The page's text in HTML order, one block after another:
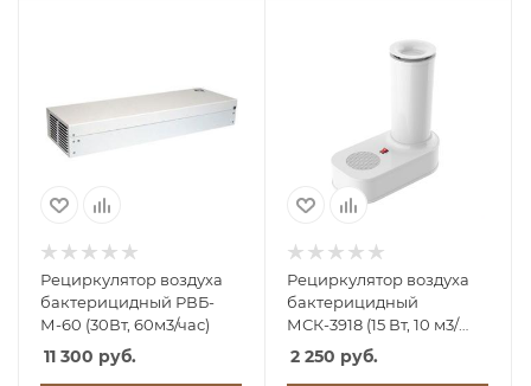
Рециркулятор воздуха
бактерицидный РВБ-
М-60 (30Вт, 60м3/час)
11 300 руб.
Рециркулятор воздуха
бактерицидный
МСК-3918 (15 Вт, 10 м3/
час)
2 250 руб.